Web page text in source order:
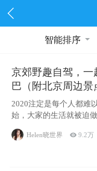
智能排序
京郊野趣自驾，一
巴（附北京周边景
略）
2020注定是每个人都难
始，大家的生活就被迫
不例外。本来双双辞职是
Helen晓世界 9.2万